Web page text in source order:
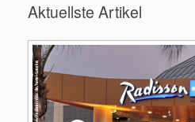
Aktuellste Artikel